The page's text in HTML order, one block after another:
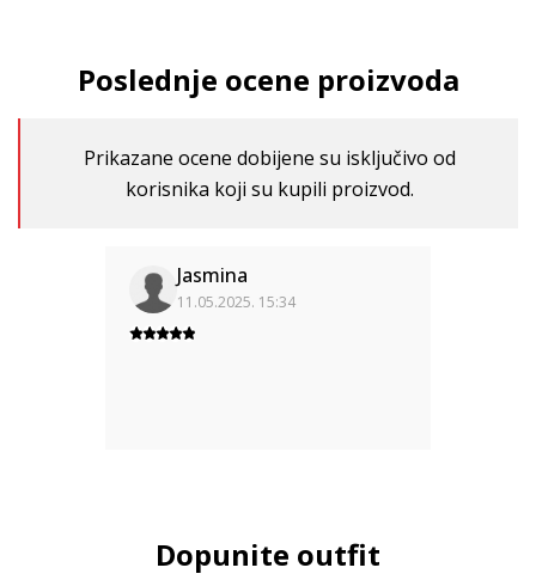
Poslednje ocene proizvoda
Prikazane ocene dobijene su isključivo od
korisnika koji su kupili proizvod.
Jasmina
11.05.2025. 15:34
Dopunite outfit